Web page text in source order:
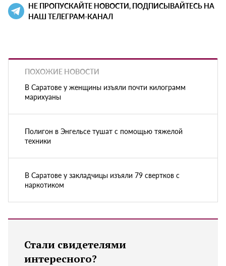
НЕ ПРОПУСКАЙТЕ НОВОСТИ, ПОДПИСЫВАЙТЕСЬ НА
НАШ ТЕЛЕГРАМ-КАНАЛ
ПОХОЖИЕ НОВОСТИ
В Саратове у женщины изъяли почти килограмм
марихуаны
Полигон в Энгельсе тушат с помощью тяжелой
техники
В Саратове у закладчицы изъяли 79 свертков с
наркотиком
Стали свидетелями
интересного?